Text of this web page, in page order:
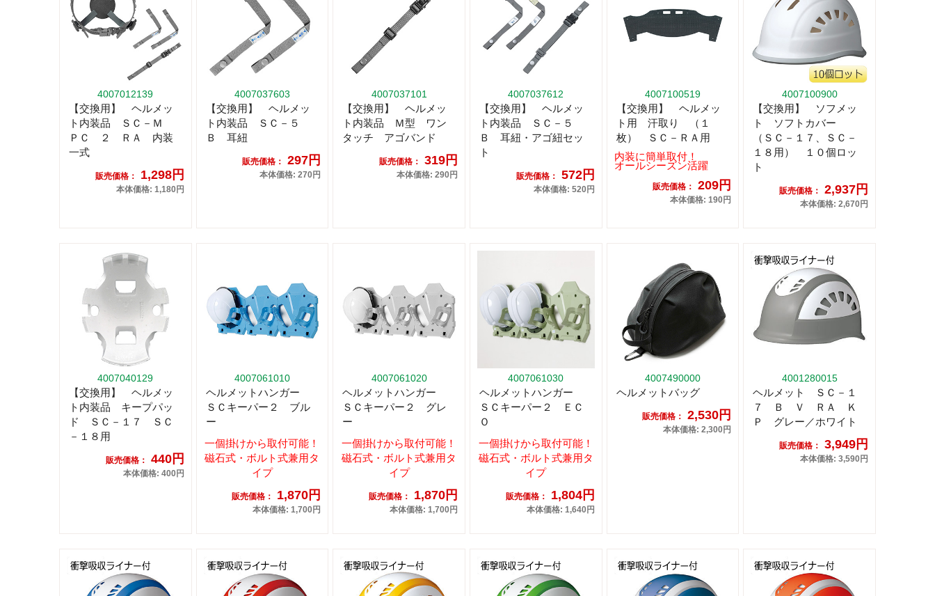
4007012139
【交換用】 ヘルメッ
ト内装品 ＳＣ－Ｍ
ＰＣ ２ ＲＡ 内装
一式
販売価格： 1,298円
本体価格: 1,180円
4007037603
【交換用】 ヘルメッ
ト内装品 ＳＣ－５
Ｂ 耳紐
販売価格： 297円
本体価格: 270円
4007037101
【交換用】 ヘルメッ
ト内装品 Ｍ型 ワン
タッチ アゴバンド
販売価格： 319円
本体価格: 290円
4007037612
【交換用】 ヘルメッ
ト内装品 ＳＣ－５
Ｂ 耳紐・アゴ紐セッ
ト
販売価格： 572円
本体価格: 520円
4007100519
【交換用】 ヘルメッ
ト用 汗取り （１
枚） ＳＣ－ＲＡ用
内装に簡単取付！
オールシーズン活躍
販売価格： 209円
本体価格: 190円
4007100900
【交換用】 ソフメッ
ト ソフトカバー
（ＳＣ－１７、ＳＣ－
１８用） １０個ロッ
ト
販売価格： 2,937円
本体価格: 2,670円
4007040129
【交換用】 ヘルメッ
ト内装品 キープパッ
ド ＳＣ－１７ ＳＣ
－１８用
販売価格： 440円
本体価格: 400円
4007061010
ヘルメットハンガー
ＳＣキーパー２ ブル
ー
一個掛けから取付可能！
磁石式・ボルト式兼用タ
イプ
販売価格： 1,870円
本体価格: 1,700円
4007061020
ヘルメットハンガー
ＳＣキーパー２ グレ
ー
一個掛けから取付可能！
磁石式・ボルト式兼用タ
イプ
販売価格： 1,870円
本体価格: 1,700円
4007061030
ヘルメットハンガー
ＳＣキーパー２ ＥＣ
Ｏ
一個掛けから取付可能！
磁石式・ボルト式兼用タ
イプ
販売価格： 1,804円
本体価格: 1,640円
4007490000
ヘルメットバッグ
販売価格： 2,530円
本体価格: 2,300円
4001280015
ヘルメット ＳＣ－１
７ Ｂ Ｖ ＲＡ Ｋ
Ｐ グレー／ホワイト
販売価格： 3,949円
本体価格: 3,590円